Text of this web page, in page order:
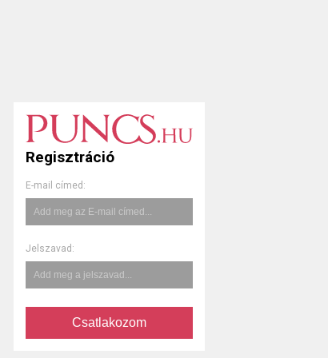
Regisztráció
E-mail címed:
Jelszavad:
Csatlakozom